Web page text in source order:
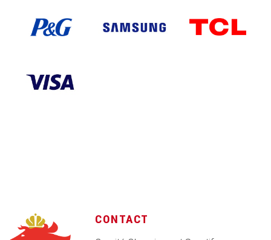
CONTACT